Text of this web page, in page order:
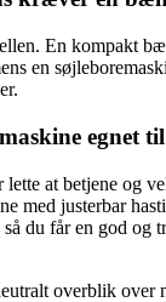
En kompakt
en
egnet
lette at betjene og
med justerbar
du får en god og
overblik over